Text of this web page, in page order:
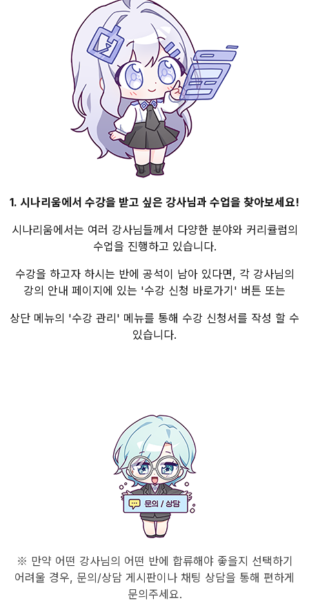
1. 시나리움에서 수강을 받고 싶은 강사님과 수업을 찾아보세요!
시나리움에서는 여러 강사님들께서 다양한 분야와 커리큘럼의
수업을 진행하고 있습니다.
수강을 하고자 하시는 반에 공석이 남아 있다면, 각 강사님의
강의 안내 페이지에 있는 '수강 신청 바로가기' 버튼 또는
상단 메뉴의 '수강 관리' 메뉴를 통해 수강 신청서를 작성 할 수
있습니다.
※ 만약 어떤 강사님의 어떤 반에 합류해야 좋을지 선택하기
어려울 경우, 문의/상담 게시판이나 채팅 상담을 통해 편하게
문의주세요.